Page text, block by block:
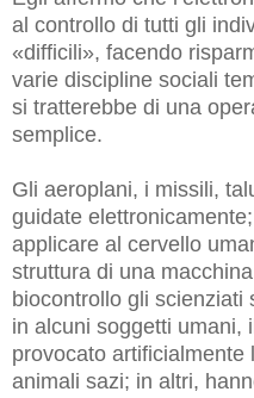
al controllo di tutti gli
«difficili», facendo
varie discipline sociali
si tratterebbe di una
semplice.
Gli aeroplani, i missili,
guidate
applicare al cervello
struttura di una
biocontrollo gli scienziati
in alcuni soggetti umani,
provocato artificialmente
animali sazi; in altri,